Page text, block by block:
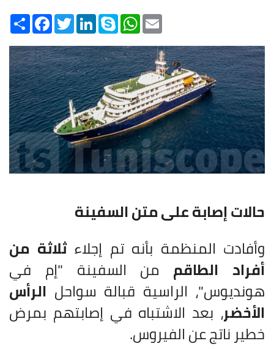
Share
FacebookTwitterLinkedInSkype
WhatsAppEmail
حالات إصابة على متن السفينة
وأفادت المنظمة بأنه تم إجلاءثلاثة من
أفراد الطاقم من السفينة "إم في
هونديوس"، الراسية قبالة سواحل الرأس
الأخضر، بعد الاشتباه في إصابتهم بمرض
خطير ناتج عن الفيروس.